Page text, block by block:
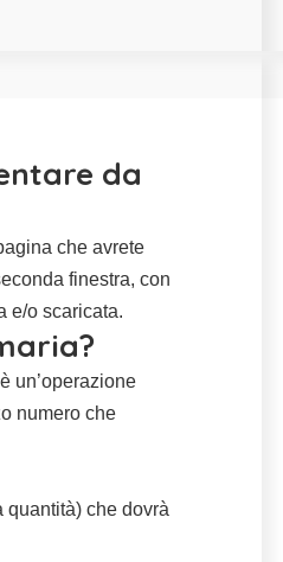
da
che avrete
finestra, con
e/o scaricata.
un’operazione
numero che
quantità) che dovrà